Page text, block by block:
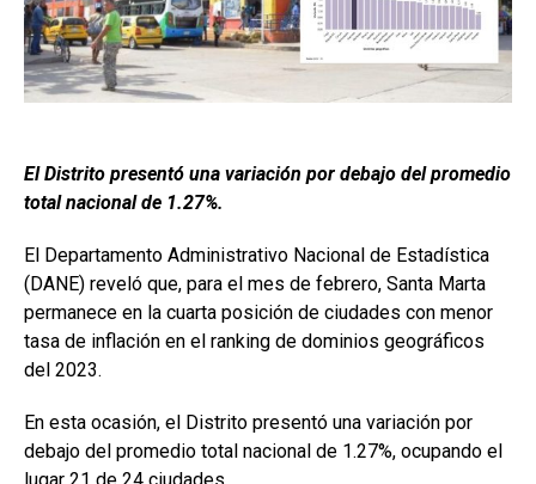
El Distrito presentó una variación por debajo del promedio
total nacional de 1.27%.
El Departamento Administrativo Nacional de Estadística
(DANE) reveló que, para el mes de febrero, Santa Marta
permanece en la cuarta posición de ciudades con menor
tasa de inflación en el ranking de dominios geográficos
del 2023.
En esta ocasión, el Distrito presentó una variación por
debajo del promedio total nacional de 1.27%, ocupando el